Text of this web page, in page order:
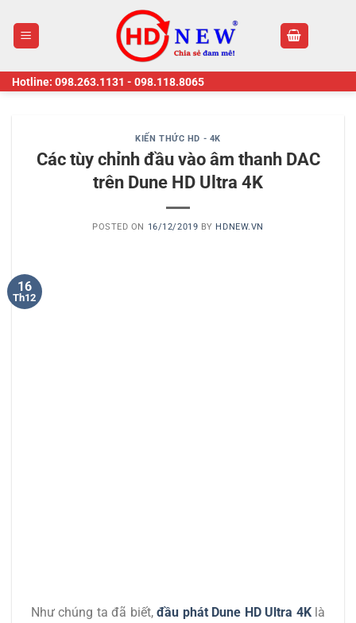
content
Hotline: 098.263.1131 - 098.118.8065
KIẾN THỨC HD - 4K
Các tùy chỉnh đầu vào âm thanh DAC
trên Dune HD Ultra 4K
POSTED ON 16/12/2019 BY HDNEW.VN
16
Th12
Như chúng ta đã biết,đầu phát Dune HD Ultra 4Klà